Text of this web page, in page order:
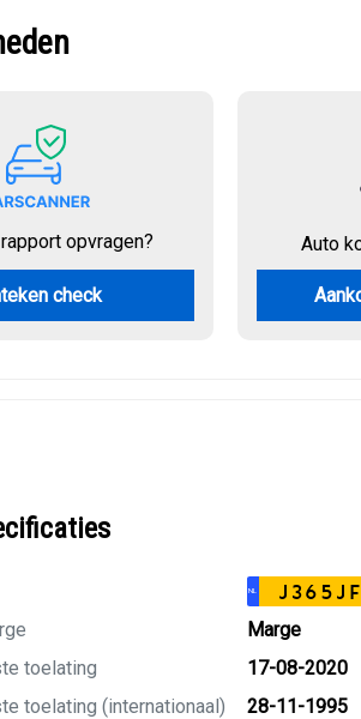
opvragen?
check
Auto
NL J365JF
Marge
toelating
17-08-2020
toelating (internationaal)
28-11-1995